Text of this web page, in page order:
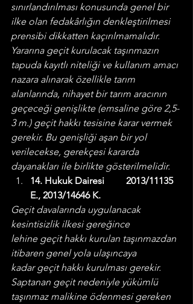
sınırlandırılması konusunda genel bir
ilke olan fedakârlığın denkleştirilmesi
prensibi dikkatten kaçırılmamalıdır.
Yararına geçit kurulacak taşınmazın
tapuda kayıtlı niteliği ve kullanım amacı
nazara alınarak özellikle tarım
alanlarında, nihayet bir tarım aracının
geçeceği genişlikte (emsaline göre 2,5-
3 m.) geçit hakkı tesisine karar vermek
gerekir. Bu genişliği aşan bir yol
verilecekse, gerekçesi kararda
dayanakları ile birlikte gösterilmelidir.
14. Hukuk Dairesi         2013/11135
E., 2013/14646 K.
Geçit davalarında uygulanacak
kesintisizlik ilkesi gereğince
lehine geçit hakkı kurulan taşınmazdan
itibaren genel yola ulaşıncaya
kadar geçit hakkı kurulması gerekir.
Saptanan geçit nedeniyle yükümlü
taşınmaz malikine ödenmesi gereken